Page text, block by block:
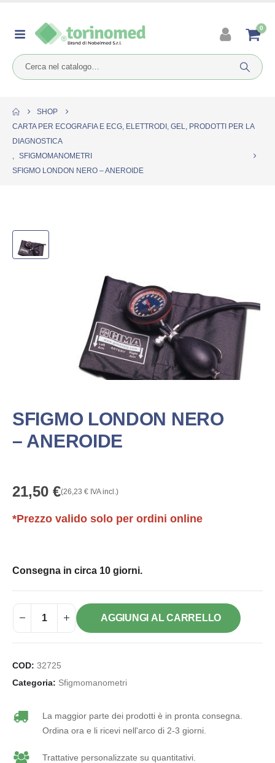
0
SHOP
CARTA PER ECOGRAFIA E ECG, ELETTRODI, GEL, PRODOTTI PER LA
DIAGNOSTICA
, SFIGMOMANOMETRI
SFIGMO LONDON NERO – ANEROIDE
SFIGMO LONDON NERO
– ANEROIDE
21,50 €(26,23 € IVA incl.)
*Prezzo valido solo per ordini online
Consegna in circa 10 giorni.
AGGIUNGI AL CARRELLO
COD: 32725
Categoria: Sfigmomanometri
La maggior parte dei prodotti è in pronta consegna.
Ordina ora e li ricevi nell'arco di 2-3 giorni.
Trattative personalizzate su quantitativi.